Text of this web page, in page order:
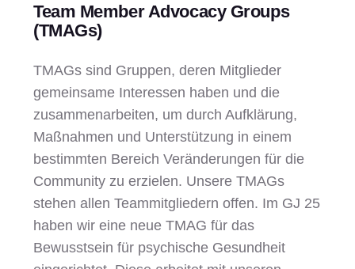
Team Member Advocacy Groups
(TMAGs)
TMAGs sind Gruppen, deren Mitglieder
gemeinsame Interessen haben und die
zusammenarbeiten, um durch Aufklärung,
Maßnahmen und Unterstützung in einem
bestimmten Bereich Veränderungen für die
Community zu erzielen. Unsere TMAGs
stehen allen Teammitgliedern offen. Im GJ 25
haben wir eine neue TMAG für das
Bewusstsein für psychische Gesundheit